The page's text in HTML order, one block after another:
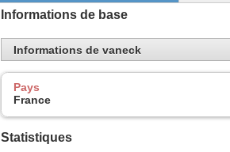
Informations de base
Informations de vaneck
Pays
France
Statistiques